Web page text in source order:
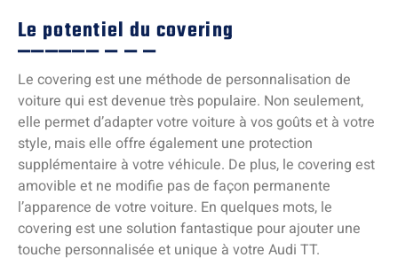
Le potentiel du covering
Le covering est une méthode de personnalisation de
voiture qui est devenue très populaire. Non seulement,
elle permet d’adapter votre voiture à vos goûts et à votre
style, mais elle offre également une protection
supplémentaire à votre véhicule. De plus, le covering est
amovible et ne modifie pas de façon permanente
l’apparence de votre voiture. En quelques mots, le
covering est une solution fantastique pour ajouter une
touche personnalisée et unique à votre Audi TT.